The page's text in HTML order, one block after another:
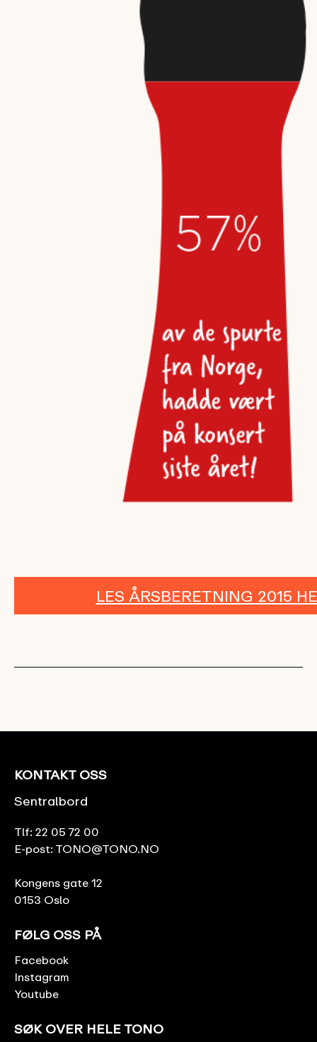
LES ÅRSBERETNING 2015
KONTAKT OSS
Sentralbord
Tlf: 22 05 72 00
E-post: TONO@TONO.NO
Kongens gate 12
0153 Oslo
FØLG OSS PÅ
Facebook
Instagram
Youtube
SØK OVER HELE TONO